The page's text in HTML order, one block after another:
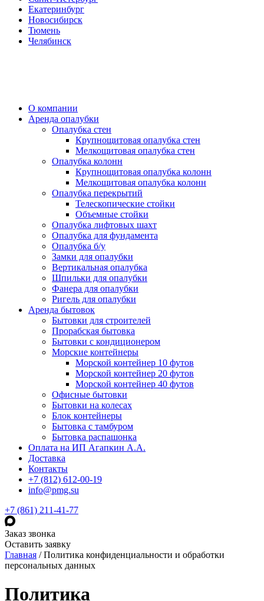
Екатеринбург
Новосибирск
Тюмень
Челябинск
О компании
Аренда опалубки
Опалубка стен
Крупнощитовая опалубка стен
Мелкощитовая опалубка стен
Опалубка колонн
Крупнощитовая опалубка колонн
Мелкощитовая опалубка колонн
Опалубка перекрытий
Телескопические стойки
Объемные стойки
Опалубка лифтовых шахт
Опалубка для фундамента
Опалубка б/у
Замки для опалубки
Вертикальная опалубка
Шпильки для опалубки
Фанера для опалубки
Ригель для опалубки
Аренда бытовок
Бытовки для строителей
Прорабская бытовка
Бытовки с кондиционером
Морские контейнеры
Морской контейнер 10 футов
Морской контейнер 20 футов
Морской контейнер 40 футов
Офисные бытовки
Бытовки на колесах
Блок контейнеры
Бытовка с тамбуром
Бытовка распашонка
Оплата на ИП Агапкин А.А.
Доставка
Контакты
+7 (812) 612-00-19
info@pmg.su
+7 (861) 211-41-77
Заказ звонка
Оставить заявку
Главная /Политика конфиденциальности и обработки
персональных данных
Политика